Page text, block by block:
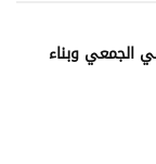
الجمعي وبناء